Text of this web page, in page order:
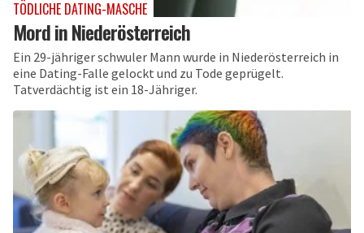
TÖDLICHE DATING-MASCHE
Mord in Niederösterreich
Ein 29-jähriger schwuler Mann wurde in Niederösterreich in
eine Dating-Falle gelockt und zu Tode geprügelt.
Tatverdächtig ist ein 18-Jähriger.